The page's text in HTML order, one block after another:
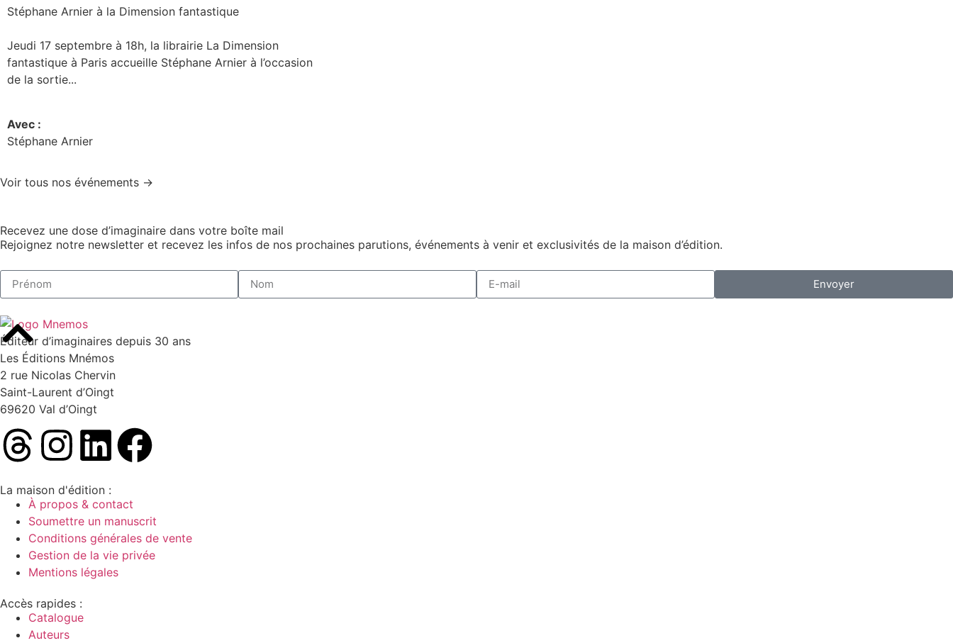
Stéphane Arnier à la Dimension fantastique
Jeudi 17 septembre à 18h, la librairie La Dimension
fantastique à Paris accueille Stéphane Arnier à l’occasion
de la sortie...
Avec :
Stéphane Arnier
Voir tous nos événements →
Recevez une dose d’imaginaire dans votre boîte mail
Rejoignez notre newsletter et recevez les infos de nos prochaines parutions, événements à venir et exclusivités de la maison d’édition.
Envoyer
Éditeur d’imaginaires depuis 30 ans
Les Éditions Mnémos
2 rue Nicolas Chervin
Saint-Laurent d’Oingt
69620 Val d’Oingt
La maison d'édition :
À propos & contact
Soumettre un manuscrit
Conditions générales de vente
Gestion de la vie privée
Mentions légales
Accès rapides :
Catalogue
Auteurs